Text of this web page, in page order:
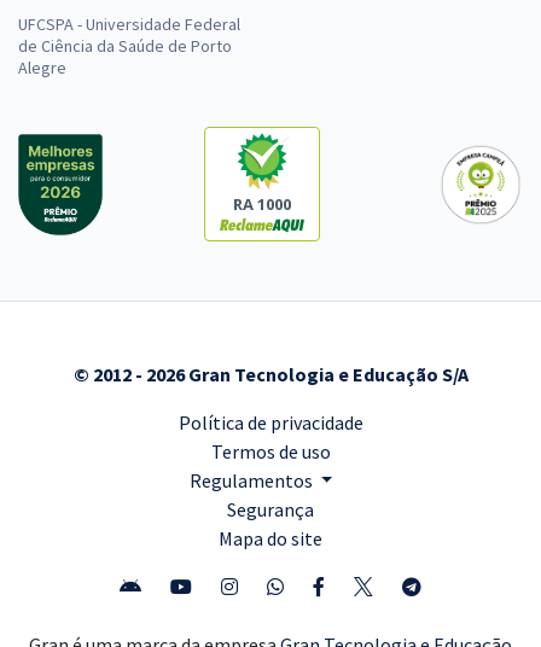
UFCSPA - Universidade Federal
de Ciência da Saúde de Porto
Alegre
RA 1000
© 2012 - 2026 Gran Tecnologia e Educação S/A
Política de privacidade
Termos de uso
Regulamentos
Segurança
Mapa do site